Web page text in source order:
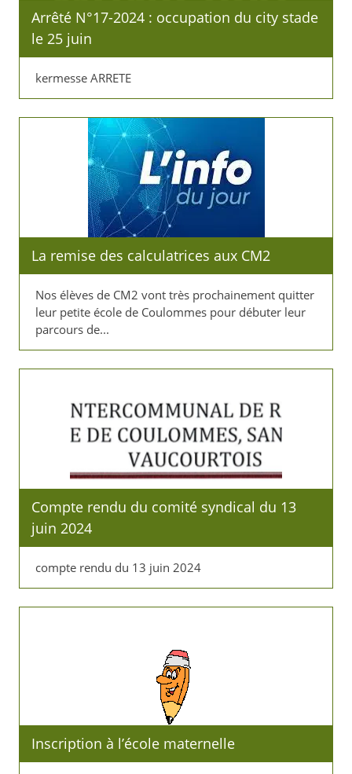
Arrêté N°17-2024 : occupation du city stade
le 25 juin
kermesse ARRETE
La remise des calculatrices aux CM2
Nos élèves de CM2 vont très prochainement quitter
leur petite école de Coulommes pour débuter leur
parcours de...
Compte rendu du comité syndical du 13
juin 2024
compte rendu du 13 juin 2024
Inscription à l’école maternelle